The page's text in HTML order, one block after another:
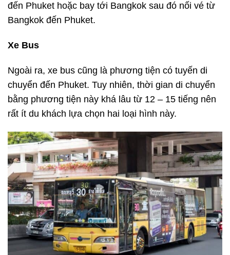
đến Phuket hoặc bay tới Bangkok sau đó nối vé từ
Bangkok đến Phuket.
Xe Bus
Ngoài ra, xe bus cũng là phương tiện có tuyến di
chuyển đến Phuket. Tuy nhiên, thời gian di chuyển
bằng phương tiện này khá lâu từ 12 – 15 tiếng nên
rất ít du khách lựa chọn hai loại hình này.